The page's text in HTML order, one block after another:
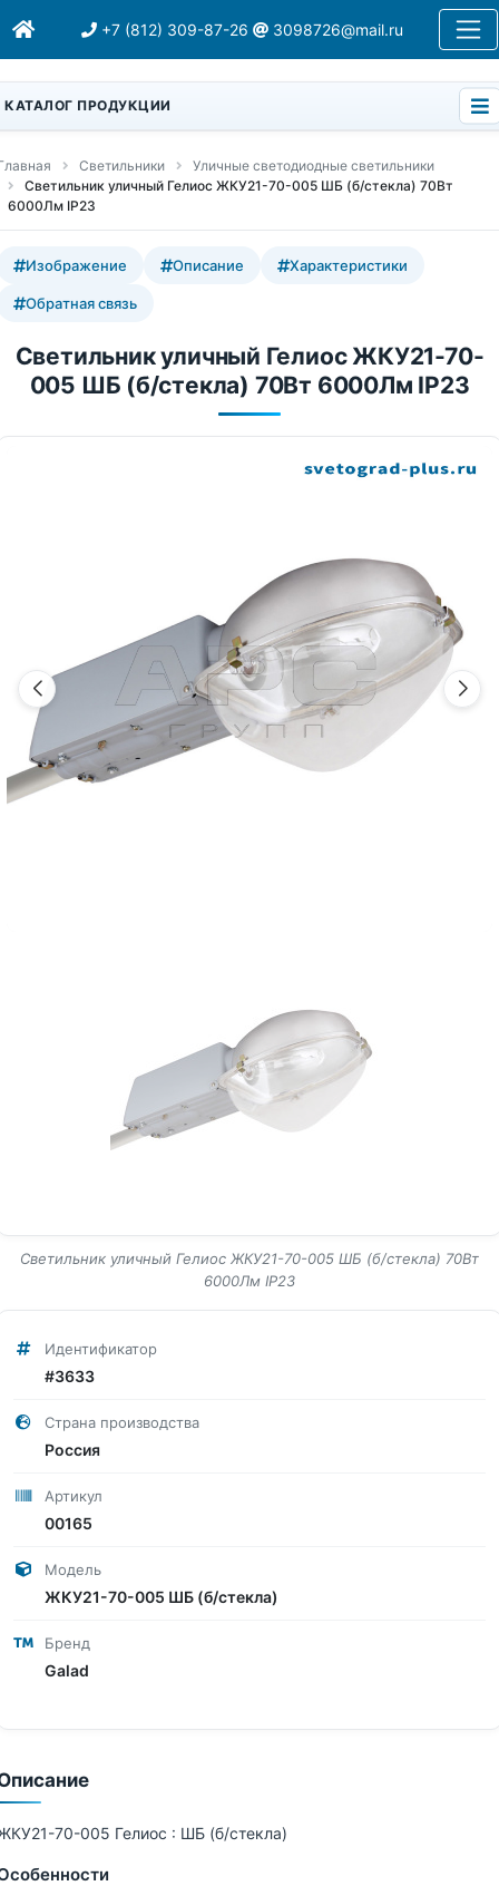
+7 (812) 309-87-26 3098726@mail.ru
КАТАЛОГ ПРОДУКЦИИ
Светильники
Уличные светодиодные светильники
Светильник уличный Гелиос ЖКУ21-70-005 ШБ (б/стекла) 70Вт
6000Лм IP23
Изображение Описание Характеристики
Обратная связь
Светильник уличный Гелиос ЖКУ21-70-
005 ШБ (б/стекла) 70Вт 6000Лм IP23
Светильник уличный Гелиос ЖКУ21-70-005 ШБ (б/стекла) 70Вт
6000Лм IP23
Идентификатор
#3633
Страна производства
Россия
Артикул
00165
Модель
ЖКУ21-70-005 ШБ (б/стекла)
Бренд
Galad
70-005 Гелиос : ШБ (б/стекла)